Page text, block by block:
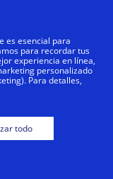
es esencial para
para recordar tus
experiencia en línea,
personalizado
Para detalles,
todo